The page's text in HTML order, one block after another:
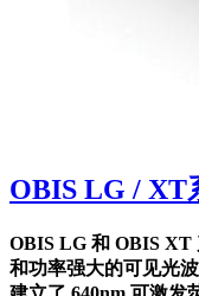
OBIS LG / XT
OBIS LG 和 OBIS XT
和功率强大的可见光